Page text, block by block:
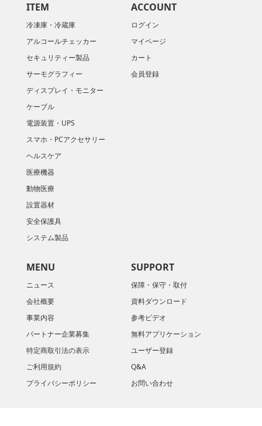
ITEM
冷凍庫・冷蔵庫
アルコールチェッカー
セキュリティー製品
サーモグラフィー
ディスプレイ・モニター
ケーブル
電源装置・UPS
スマホ・PCアクセサリー
ヘルスケア
医療機器
動物医療
設置器材
安全保護具
システム製品
ACCOUNT
ログイン
マイページ
カート
会員登録
MENU
ニュース
会社概要
​事業内容
パートナー企業募集
特定商取引法の表示
ご利用規約
プライバシーポリシー
SUPPORT
保障・保守・取付
資料ダウンロード
参考ビデオ
無料アプリケーション
ユーザー登録
Q&A
お問い合わせ